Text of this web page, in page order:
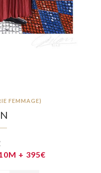
FEMMAGE)
+ 395€